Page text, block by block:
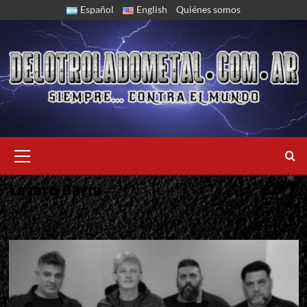
Español English Quiénes somos
Menu
Lazaro Barni